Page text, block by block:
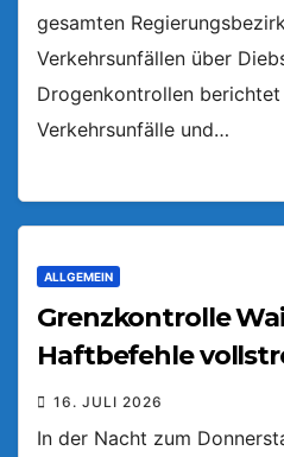
gesamten
Verkehrsunfällen über
Drogenkontrollen
Verkehrsunfälle und…
ALLGEMEIN
Grenzkontrolle
Haftbefehle
16. JULI 2026
In der Nacht zum